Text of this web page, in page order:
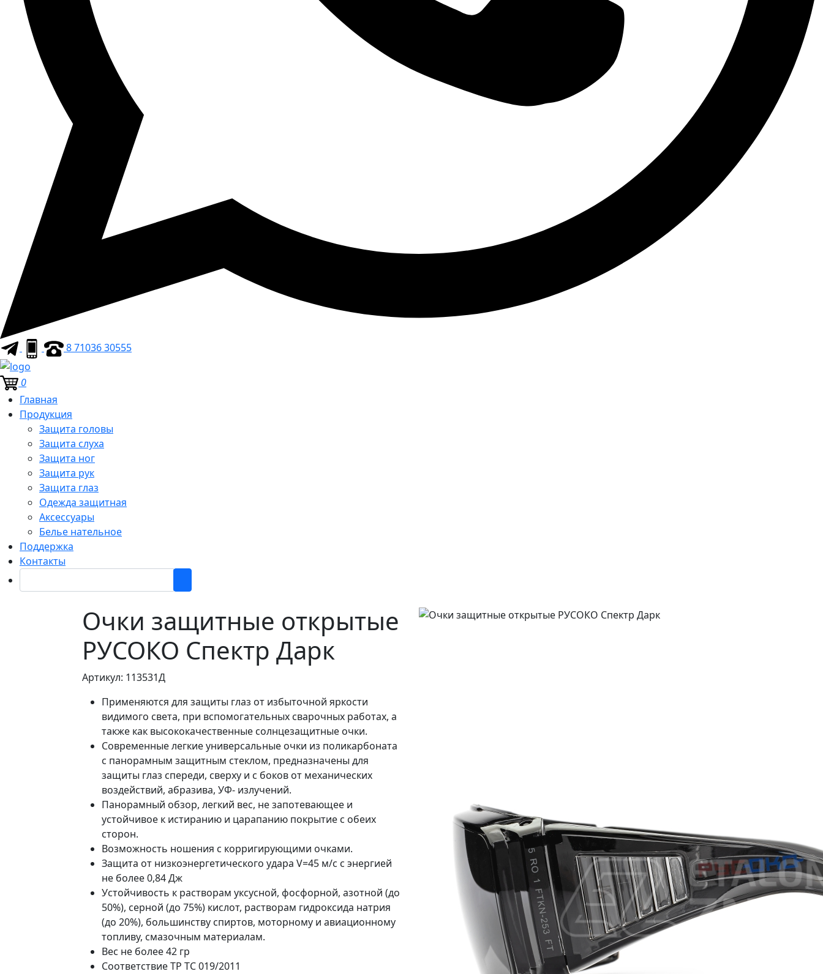
8 71036 30555
0
Главная
Продукция
Защита головы
Защита слуха
Защита ног
Защита рук
Защита глаз
Одежда защитная
Аксессуары
Белье нательное
Поддержка
Контакты
Очки защитные открытые
РУСОКО Спектр Дарк
Артикул: 113531Д
Применяются для защиты глаз от избыточной яркости
видимого света, при вспомогательных сварочных работах, а
также как высококачественные солнцезащитные очки.
Современные легкие универсальные очки из поликарбоната
с панорамным защитным стеклом, предназначены для
защиты глаз спереди, сверху и с боков от механических
воздействий, абразива, УФ- излучений.
Панорамный обзор, легкий вес, не запотевающее и
устойчивое к истиранию и царапанию покрытие с обеих
сторон.
Возможность ношения с корригирующими очками.
Защита от низкоэнергетического удара V=45 м/с с энергией
не более 0,84 Дж
Устойчивость к растворам уксусной, фосфорной, азотной (до
50%), серной (до 75%) кислот, растворам гидроксида натрия
(до 20%), большинству спиртов, моторному и авиационному
топливу, смазочным материалам.
Вес не более 42 гр
Соответствие ТР ТС 019/2011